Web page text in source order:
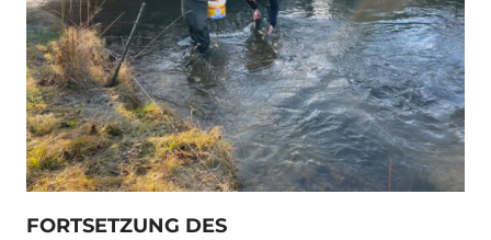
FORTSETZUNG DES